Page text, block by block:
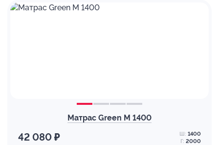
Матрас Green M 1400
42 080 ₽ Ш: 1400
Г: 2000